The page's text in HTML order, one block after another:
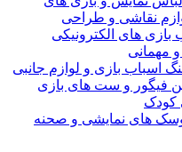
نقاشی و طراحی
بازی های الکترونیکی
مهمانی
اسباب بازی و لوازم جانبی
فیگور و ست های بازی
کودک
های نمایشی و صحنه